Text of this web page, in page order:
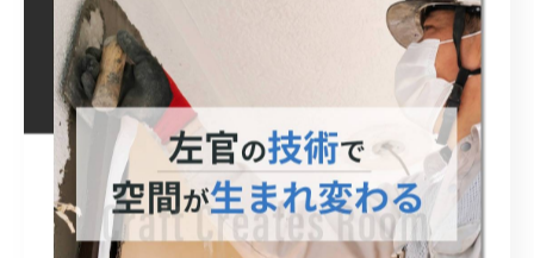
件を見極めることが成功のポイントです。
愛知県で求人情報を最大限活用す
る方法